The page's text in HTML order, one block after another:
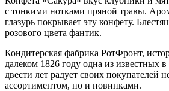
с тонкими нотками пряной травы.
глазурь покрывает эту конфету.
розового цвета фантик.
Кондитерская фабрика РотФронт,
далеком 1826 году одна из известных
двести лет радует своих покупателей
ассортиментом, но и новинками.